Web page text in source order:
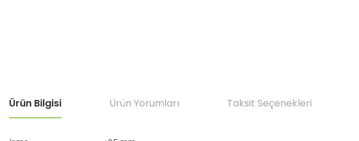
Ürün Bilgisi Ürün Yorumları Taksit Seçenekleri